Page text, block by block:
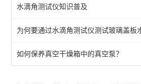
高/低温试验箱
冷热冲击试验机
老化试验机
水滴角测试仪知识普及
为何要通过水滴角测试仪测试玻璃盖板
如何保养真空干燥箱中的真空泵？